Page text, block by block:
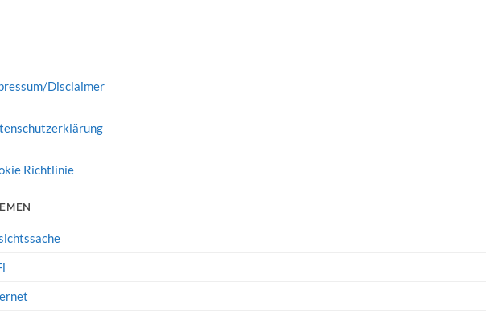
Disclaimer
Richtlinie